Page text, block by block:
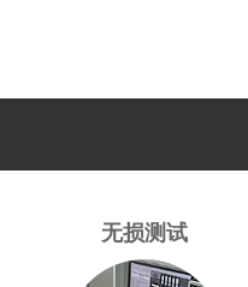
无损测试